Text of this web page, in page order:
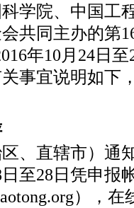
院、中国工
共同主办的第
年10月24日
事宜说明如下
直辖市）通
至28日凭申报
），